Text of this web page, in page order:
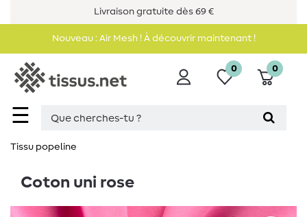
Livraison gratuite dès 69 €
Nouveau : Air Mesh ! À découvrir maintenant !
☰
0 0
Tissu popeline
Coton uni rose